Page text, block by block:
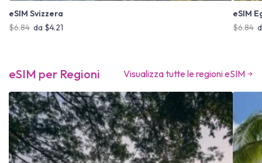
eSIM Svizzera
$6.84 da $4.21
eSIM
$6.84
eSIM per Regioni Visualizza tutte le regioni eSIM